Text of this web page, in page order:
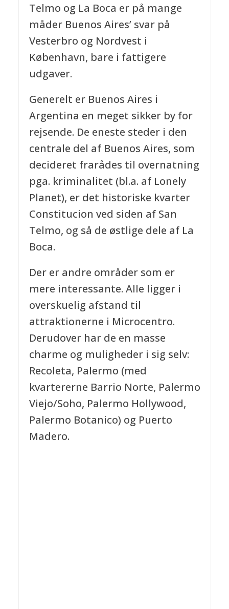
Telmo og La Boca er på mange
måder Buenos Aires’ svar på
Vesterbro og Nordvest i
København, bare i fattigere
udgaver.
Generelt er Buenos Aires i
Argentina en meget sikker by for
rejsende. De eneste steder i den
centrale del af Buenos Aires, som
decideret frarådes til overnatning
pga. kriminalitet (bl.a. af Lonely
Planet), er det historiske kvarter
Constitucion ved siden af San
Telmo, og så de østlige dele af La
Boca.
Der er andre områder som er
mere interessante. Alle ligger i
overskuelig afstand til
attraktionerne i Microcentro.
Derudover har de en masse
charme og muligheder i sig selv:
Recoleta, Palermo (med
kvartererne Barrio Norte, Palermo
Viejo/Soho, Palermo Hollywood,
Palermo Botanico) og Puerto
Madero.